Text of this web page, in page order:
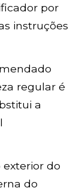
por
instruções
regular é
a
exterior do
do